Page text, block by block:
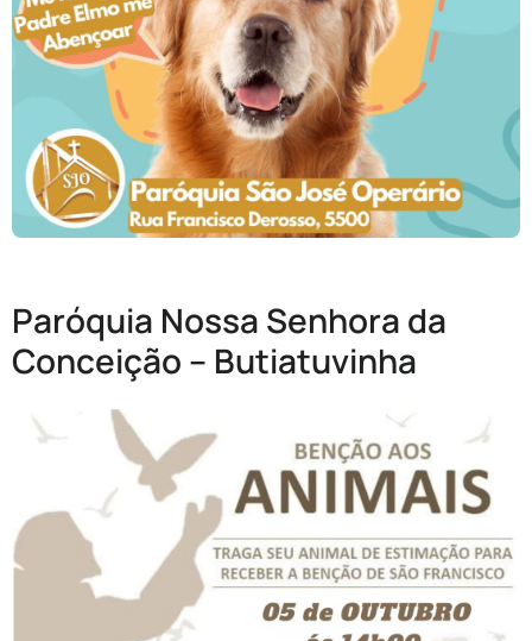
Paróquia Nossa Senhora da
Conceição – Butiatuvinha